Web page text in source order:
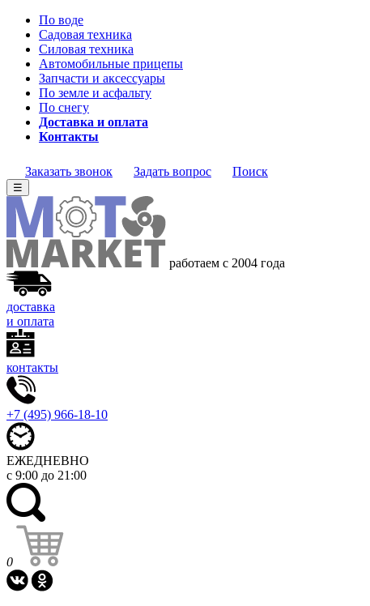
По воде
Садовая техника
Силовая техника
Автомобильные прицепы
Запчасти и аксессуары
По земле и асфальту
По снегу
Доставка и оплата
Контакты
Заказать звонок Задать вопрос Поиск
☰
работаем с 2004 года
доставка
и оплата
контакты
+7 (495) 966-18-10
ЕЖЕДНЕВНО
с 9:00 до 21:00
0